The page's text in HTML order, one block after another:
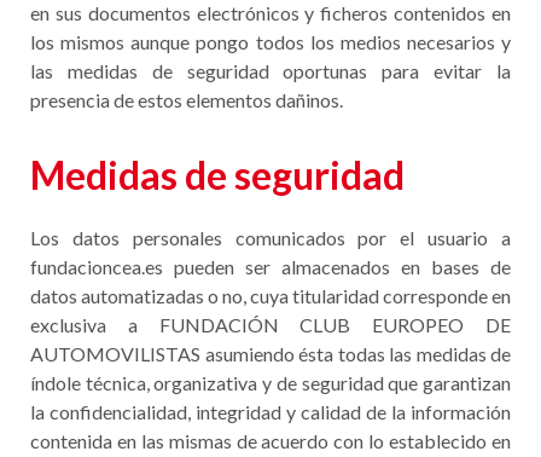
en sus documentos electrónicos y ficheros contenidos en
los mismos aunque pongo todos los medios necesarios y
las medidas de seguridad oportunas para evitar la
presencia de estos elementos dañinos.
Medidas de seguridad
Los datos personales comunicados por el usuario a
fundacioncea.es pueden ser almacenados en bases de
datos automatizadas o no, cuya titularidad corresponde en
exclusiva a FUNDACIÓN CLUB EUROPEO DE
AUTOMOVILISTAS asumiendo ésta todas las medidas de
índole técnica, organizativa y de seguridad que garantizan
la confidencialidad, integridad y calidad de la información
contenida en las mismas de acuerdo con lo establecido en